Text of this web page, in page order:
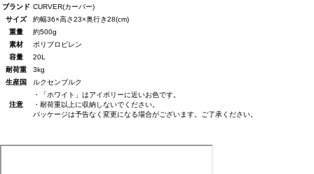
ブランド CURVER(カーバー)
サイズ
約幅36×高さ23×奥行き28(cm)
重量
約500g
素材
ポリプロピレン
容量
20L
耐荷重
3kg
生産国
ルクセンブルク
注意
・「ホワイト」はアイボリーに近いお色です。
・耐荷重以上に収納しないでください。
パッケージは予告なく変更になる場合がございます。ご了承ください。